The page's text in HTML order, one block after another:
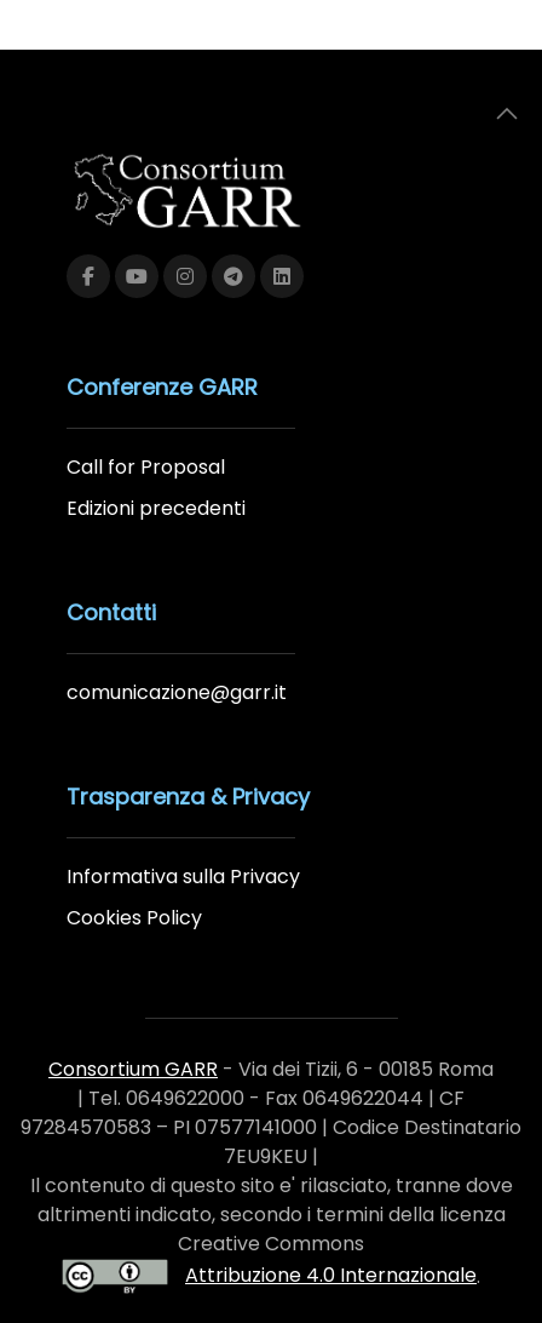
Conferenze GARR
Call for Proposal
Edizioni precedenti
Contatti
comunicazione@garr.it
Trasparenza & Privacy
Informativa sulla Privacy
Cookies Policy
Consortium GARR - Via dei Tizii, 6 - 00185 Roma
| Tel. 0649622000 - Fax 0649622044 | CF
97284570583 – PI 07577141000 | Codice Destinatario
7EU9KEU |
Il contenuto di questo sito e' rilasciato, tranne dove
altrimenti indicato, secondo i termini della licenza
Creative Commons
Attribuzione 4.0 Internazionale.